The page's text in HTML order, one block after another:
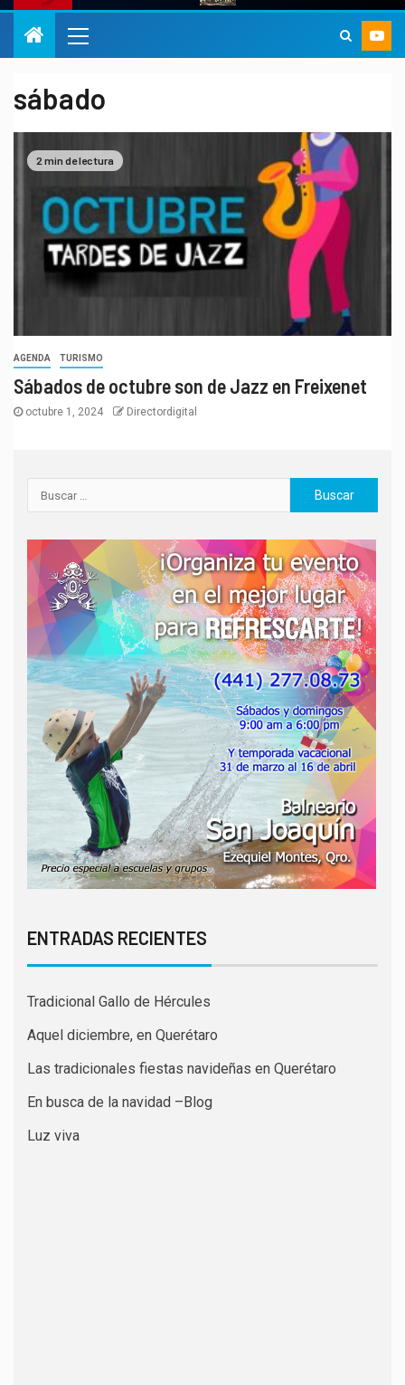
sábado
2 min de lectura
AGENDA TURISMO
Sábados de octubre son de Jazz en Freixenet
octubre 1, 2024 Directordigital
ENTRADAS RECIENTES
Tradicional Gallo de Hércules
Aquel diciembre, en Querétaro
Las tradicionales fiestas navideñas en Querétaro
En busca de la navidad –Blog
Luz viva